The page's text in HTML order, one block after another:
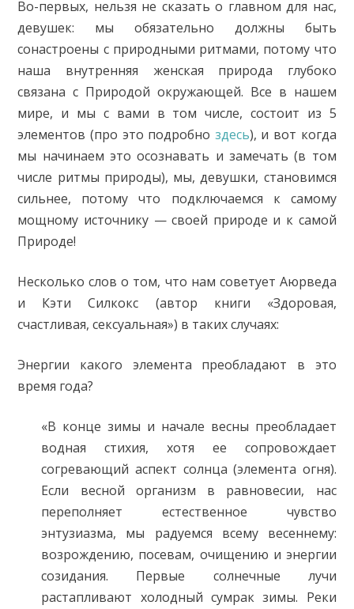
Во-первых, нельзя не сказать о главном для нас,
девушек: мы обязательно должны быть
сонастроены с природными ритмами, потому что
наша внутренняя женская природа глубоко
связана с Природой окружающей. Все в нашем
мире, и мы с вами в том числе, состоит из 5
элементов (про это подробно здесь), и вот когда
мы начинаем это осознавать и замечать (в том
числе ритмы природы), мы, девушки, становимся
сильнее, потому что подключаемся к самому
мощному источнику — своей природе и к самой
Природе!
Несколько слов о том, что нам советует Аюрведа
и Кэти Силкокс (автор книги «Здоровая,
счастливая, сексуальная») в таких случаях:
Энергии какого элемента преобладают в это
время года?
«В конце зимы и начале весны преобладает
водная стихия, хотя ее сопровождает
согревающий аспект солнца (элемента огня).
Если весной организм в равновесии, нас
переполняет естественное чувство
энтузиазма, мы радуемся всему весеннему:
возрождению, посевам, очищению и энергии
созидания. Первые солнечные лучи
растапливают холодный сумрак зимы. Реки